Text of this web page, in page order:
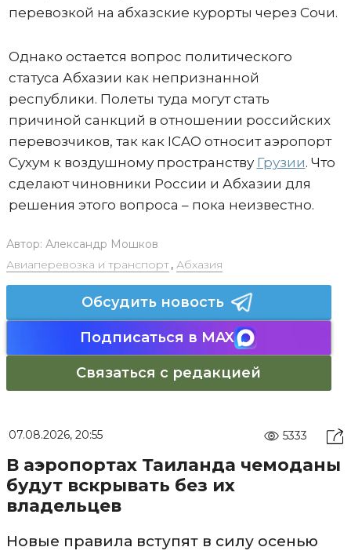
перевозкой на абхазские курорты через Сочи.
Однако остается вопрос политического
статуса Абхазии как непризнанной
республики. Полеты туда могут стать
причиной санкций в отношении российских
перевозчиков, так как ICAO относит аэропорт
Сухум к воздушному пространству Грузии. Что
сделают чиновники России и Абхазии для
решения этого вопроса – пока неизвестно.
Автор: Александр Мошков
Авиаперевозка и транспорт, Абхазия
Обсудить новость
Подписаться в MAX
Связаться с редакцией
07.08.2026, 20:55 5333
В аэропортах Таиланда чемоданы
будут вскрывать без их
владельцев
Новые правила вступят в силу осенью